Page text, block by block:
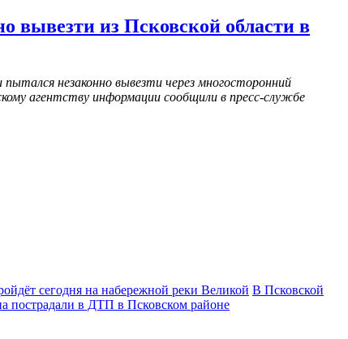
вывезти из Псковской области в
незаконно вывезти через многосторонний
агентству информации сообщили в пресс-службе
сегодня на набережной реки Великой В Псковской
пострадали в ДТП в Псковском районе